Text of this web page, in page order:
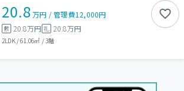
20.8万円 /管理費12,000円
敷 20.8万円 礼 20.8万円
2LDK/61.06㎡ /3階